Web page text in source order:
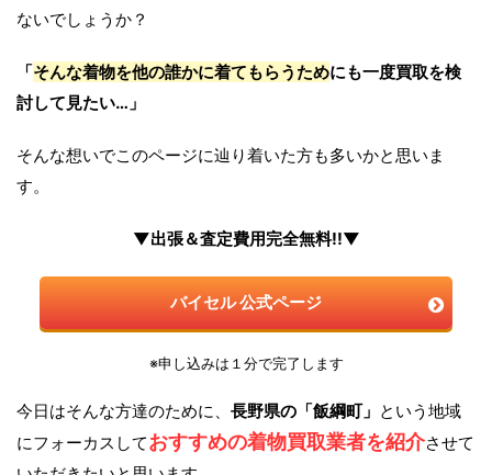
ないでしょうか？
「そんな着物を他の誰かに着てもらうためにも一度買取を検
討して見たい…」
そんな想いでこのページに辿り着いた方も多いかと思いま
す。
▼出張＆査定費用完全無料!!▼
バイセル 公式ページ
※申し込みは１分で完了します
今日はそんな方達のために、 長野県の「飯綱町」 という地域
にフォーカスしておすすめの着物買取業者を紹介させて